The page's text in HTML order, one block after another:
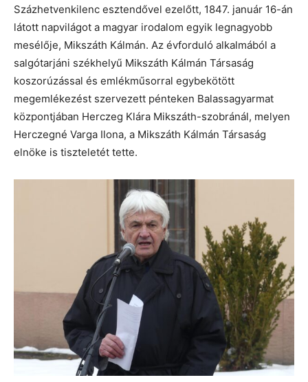
Százhetvenkilenc esztendővel ezelőtt, 1847. január 16-án
látott napvilágot a magyar irodalom egyik legnagyobb
mesélője, Mikszáth Kálmán. Az évforduló alkalmából a
salgótarjáni székhelyű Mikszáth Kálmán Társaság
koszorúzással és emlékműsorral egybekötött
megemlékezést szervezett pénteken Balassagyarmat
központjában Herczeg Klára Mikszáth-szobránál, melyen
Herczegné Varga Ilona, a Mikszáth Kálmán Társaság
elnöke is tiszteletét tette.